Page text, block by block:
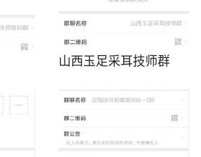
山西玉足采耳技师群